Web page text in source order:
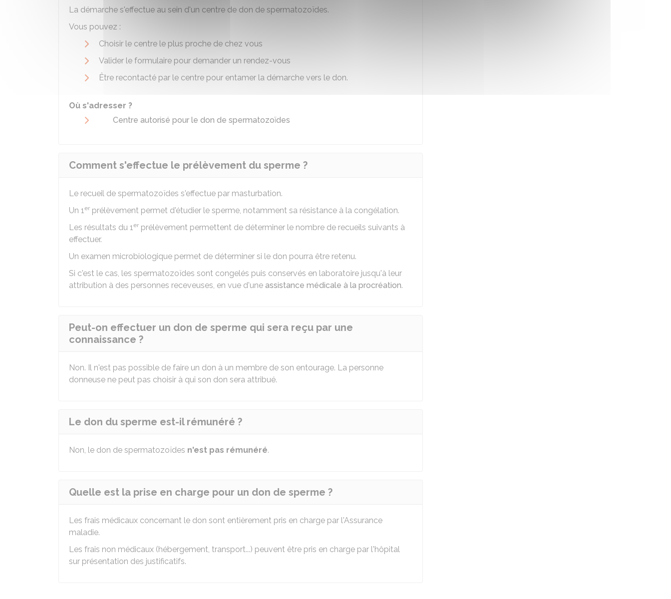
La démarche s'effectue au sein d'un centre de don de spermatozoïdes.
Vous pouvez :
Choisir le centre le plus proche de chez vous
Valider le formulaire pour demander un rendez-vous
Être recontacté par le centre pour entamer la démarche vers le don.
Où s'adresser ?
Centre autorisé pour le don de spermatozoïdes
Comment s'effectue le prélèvement du sperme ?
Le recueil de spermatozoïdes s'effectue par masturbation.
Un 1er prélèvement permet d'étudier le sperme, notamment sa résistance à la congélation.
Les résultats du 1er prélèvement permettent de déterminer le nombre de recueils suivants à
effectuer.
Un examen microbiologique permet de déterminer si le don pourra être retenu.
Si c'est le cas, les spermatozoïdes sont congelés puis conservés en laboratoire jusqu'à leur
attribution à des personnes receveuses, en vue d'une assistance médicale à la procréation.
Peut-on effectuer un don de sperme qui sera reçu par une
connaissance ?
Non. Il n'est pas possible de faire un don à un membre de son entourage. La personne
donneuse ne peut pas choisir à qui son don sera attribué.
Le don du sperme est-il rémunéré ?
Non, le don de spermatozoïdes n'est pas rémunéré.
Quelle est la prise en charge pour un don de sperme ?
Les frais médicaux concernant le don sont entièrement pris en charge par l'Assurance
maladie.
Les frais non médicaux (hébergement, transport...) peuvent être pris en charge par l'hôpital
sur présentation des justificatifs.